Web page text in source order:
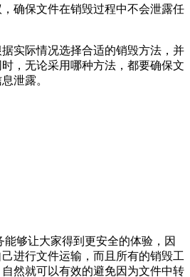
确保文件在销毁过程中不会泄露任
实际情况选择合适的销毁方法，并
，无论采用哪种方法，都要确保文
泄露。
能够让大家得到更安全的体验，因
进行文件运输，而且所有的销毁工
然就可以有效的避免因为文件中转